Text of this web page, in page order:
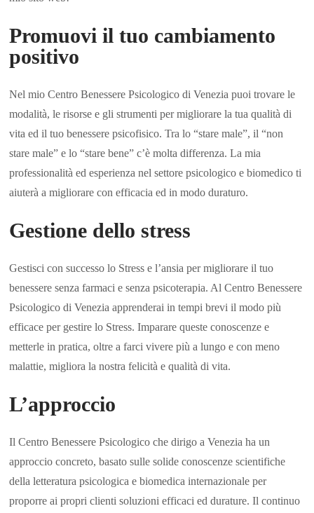
Promuovi il tuo cambiamento
positivo
Nel mio Centro Benessere Psicologico di Venezia puoi trovare le
modalità, le risorse e gli strumenti per migliorare la tua qualità di
vita ed il tuo benessere psicofisico. Tra lo “stare male”, il “non
stare male” e lo “stare bene” c’è molta differenza. La mia
professionalità ed esperienza nel settore psicologico e biomedico ti
aiuterà a migliorare con efficacia ed in modo duraturo.
Gestione dello stress
Gestisci con successo lo Stress e l’ansia per migliorare il tuo
benessere senza farmaci e senza psicoterapia. Al Centro Benessere
Psicologico di Venezia apprenderai in tempi brevi il modo più
efficace per gestire lo Stress. Imparare queste conoscenze e
metterle in pratica, oltre a farci vivere più a lungo e con meno
malattie, migliora la nostra felicità e qualità di vita.
L’approccio
Il Centro Benessere Psicologico che dirigo a Venezia ha un
approccio concreto, basato sulle solide conoscenze scientifiche
della letteratura psicologica e biomedica internazionale per
proporre ai propri clienti soluzioni efficaci ed durature. Il continuo